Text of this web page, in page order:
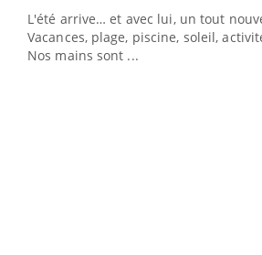
L'été arrive… et avec lui, un tout
Vacances, plage, piscine, soleil,
Nos mains sont ...